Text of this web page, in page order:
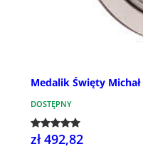
Medalik Święty
DOSTĘPNY
zł 492,82